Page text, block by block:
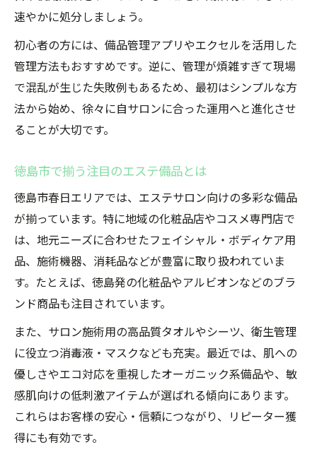
速やかに処分しましょう。
初心者の方には、備品管理アプリやエクセルを活用した
管理方法もおすすめです。逆に、管理が煩雑すぎて現場
で混乱が生じた失敗例もあるため、最初はシンプルな方
法から始め、徐々に自サロンに合った運用へと進化させ
ることが大切です。
徳島市で揃う注目のエステ備品とは
徳島市春日エリアでは、エステサロン向けの多彩な備品
が揃っています。特に地域の化粧品店やコスメ専門店で
は、地元ニーズに合わせたフェイシャル・ボディケア用
品、施術機器、消耗品などが豊富に取り扱われていま
す。たとえば、徳島発の化粧品やアルビオンなどのブラ
ンド商品も注目されています。
また、サロン施術用の高品質タオルやシーツ、衛生管理
に役立つ消毒液・マスクなども充実。最近では、肌への
優しさやエコ対応を重視したオーガニック系備品や、敏
感肌向けの低刺激アイテムが選ばれる傾向にあります。
これらはお客様の安心・信頼につながり、リピーター獲
得にも有効です。